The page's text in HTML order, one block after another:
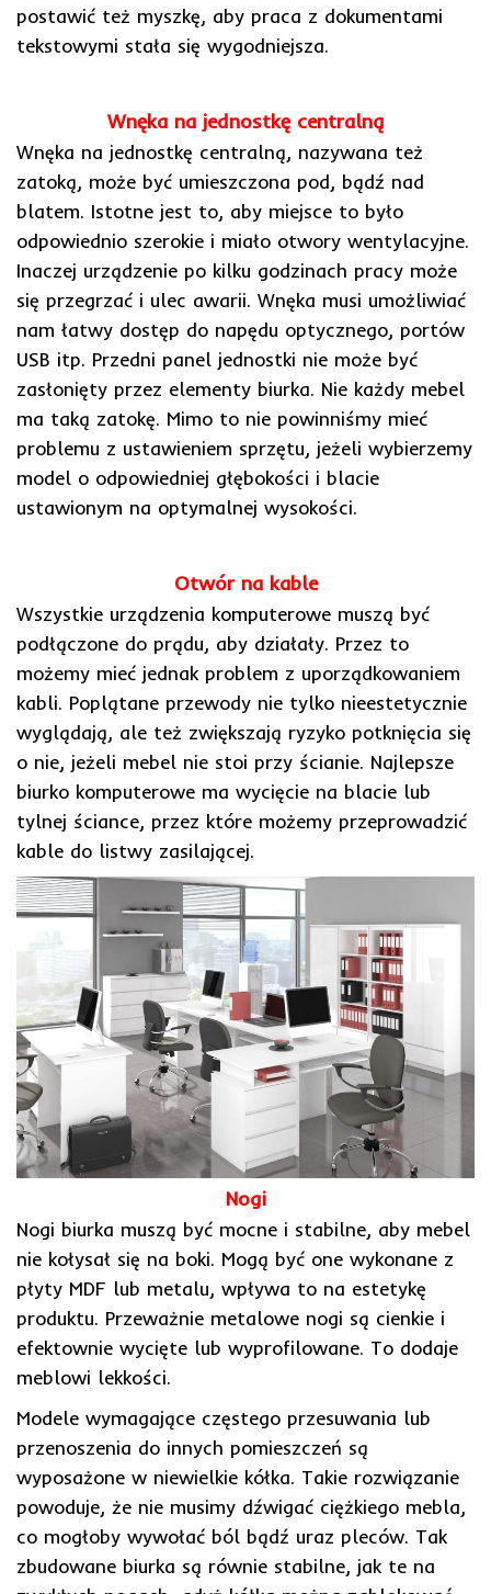
postawić też myszkę, aby praca z dokumentami
tekstowymi stała się wygodniejsza.
Wnęka na jednostkę centralną
Wnęka na jednostkę centralną, nazywana też
zatoką, może być umieszczona pod, bądź nad
blatem. Istotne jest to, aby miejsce to było
odpowiednio szerokie i miało otwory wentylacyjne.
Inaczej urządzenie po kilku godzinach pracy może
się przegrzać i ulec awarii. Wnęka musi umożliwiać
nam łatwy dostęp do napędu optycznego, portów
USB itp. Przedni panel jednostki nie może być
zasłonięty przez elementy biurka. Nie każdy mebel
ma taką zatokę. Mimo to nie powinniśmy mieć
problemu z ustawieniem sprzętu, jeżeli wybierzemy
model o odpowiedniej głębokości i blacie
ustawionym na optymalnej wysokości.
Otwór na kable
Wszystkie urządzenia komputerowe muszą być
podłączone do prądu, aby działały. Przez to
możemy mieć jednak problem z uporządkowaniem
kabli. Poplątane przewody nie tylko nieestetycznie
wyglądają, ale też zwiększają ryzyko potknięcia się
o nie, jeżeli mebel nie stoi przy ścianie. Najlepsze
biurko komputerowe ma wycięcie na blacie lub
tylnej ściance, przez które możemy przeprowadzić
kable do listwy zasilającej.
Nogi
Nogi biurka muszą być mocne i stabilne, aby mebel
nie kołysał się na boki. Mogą być one wykonane z
płyty MDF lub metalu, wpływa to na estetykę
produktu. Przeważnie metalowe nogi są cienkie i
efektownie wycięte lub wyprofilowane. To dodaje
meblowi lekkości.
Modele wymagające częstego przesuwania lub
przenoszenia do innych pomieszczeń są
wyposażone w niewielkie kółka. Takie rozwiązanie
powoduje, że nie musimy dźwigać ciężkiego mebla,
co mogłoby wywołać ból bądź uraz pleców. Tak
zbudowane biurka są równie stabilne, jak te na